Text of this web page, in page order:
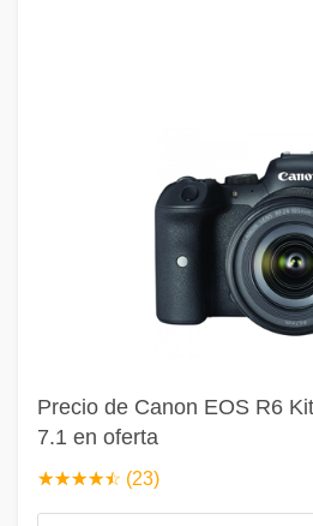
Precio de Canon EOS R6
7.1 en oferta
☆☆☆☆☆
★★★★★ (23)